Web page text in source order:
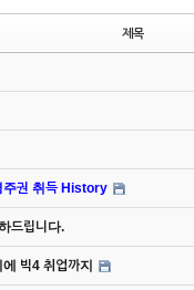
제목
주권 취득 History
드립니다.
빅4 취업까지